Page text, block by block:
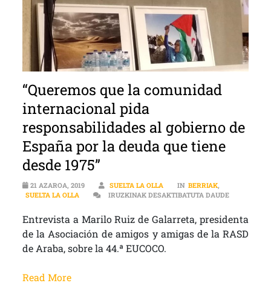
“Queremos que la comunidad
internacional pida
responsabilidades al gobierno de
España por la deuda que tiene
desde 1975”
21 AZAROA, 2019 SUELTA LA OLLA IN BERRIAK,
SUELTA LA OLLA
IRUZKINAK DESAKTIBATUTA DAUDE
Entrevista a Marilo Ruiz de Galarreta, presidenta
de la Asociación de amigos y amigas de la RASD
de Araba, sobre la 44.ª EUCOCO.
Read More